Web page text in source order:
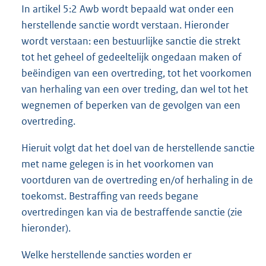
In artikel 5:2 Awb wordt bepaald wat onder een
herstellende sanctie wordt verstaan. Hieronder
wordt verstaan: een bestuurlijke sanctie die strekt
tot het geheel of gedeeltelijk ongedaan maken of
beëindigen van een overtreding, tot het voorkomen
van herhaling van een over treding, dan wel tot het
wegnemen of beperken van de gevolgen van een
overtreding.
Hieruit volgt dat het doel van de herstellende sanctie
met name gelegen is in het voorkomen van
voortduren van de overtreding en/of herhaling in de
toekomst. Bestraffing van reeds begane
overtredingen kan via de bestraffende sanctie (zie
hieronder).
Welke herstellende sancties worden er